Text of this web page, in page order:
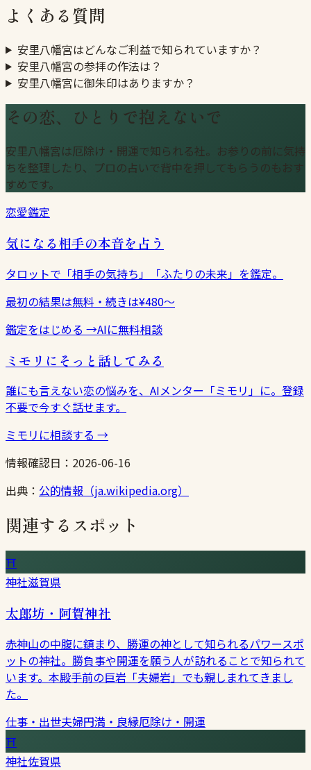
よくある質問
安里八幡宮はどんなご利益で知られていますか？
安里八幡宮の参拝の作法は？
安里八幡宮に御朱印はありますか？
その恋、ひとりで抱えないで
安里八幡宮は厄除け・開運で知られる社。お参りの前に気持
ちを整理したり、プロの占いで背中を押してもらうのもおす
すめです。
恋愛鑑定
気になる相手の本音を占う
タロットで「相手の気持ち」「ふたりの未来」を鑑定。
最初の結果は無料・続きは¥480〜
鑑定をはじめる →AIに無料相談
ミモリにそっと話してみる
誰にも言えない恋の悩みを、AIメンター「ミモリ」に。登録
不要で今すぐ話せます。
ミモリに相談する →
情報確認日： 2026-06-16
出典： 公的情報（ja.wikipedia.org）
関連するスポット
⛩
神社滋賀県
太郎坊・阿賀神社
赤神山の中腹に鎮まり、勝運の神として知られるパワースポ
ットの神社。勝負事や開運を願う人が訪れることで知られて
います。本殿手前の巨岩「夫婦岩」でも親しまれてきまし
た。
仕事・出世夫婦円満・良縁厄除け・開運
⛩
神社佐賀県